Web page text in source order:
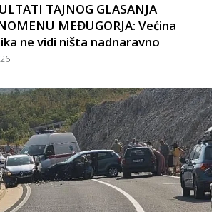
TAJNOG GLASANJA
MEĐUGORJA: Većina
ne vidi ništa nadnaravno